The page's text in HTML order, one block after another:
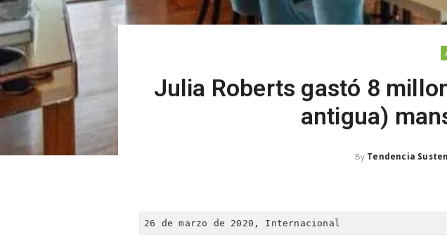
Julia Roberts gastó 8
antigua)
By Tendencia
26 de marzo de 2020, Internacional